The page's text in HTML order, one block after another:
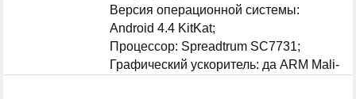
Версия операционной системы:
Android 4.4 KitKat;
Процессор: Spreadtrum SC7731;
Графический ускоритель: да ARM Mali-